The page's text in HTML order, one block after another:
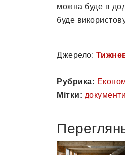
можна буде в
буде
Джерело:
Рубрика:
Мітки: документи